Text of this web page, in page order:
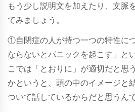
もう少し説明文を加えたり、文脈
てみましょう。
①自閉症の人が持つ一つの特性に
ならないとパニックを起こす」と
こでは 「とおりに」 が適切だと思
かというと、頭の中のイメージと
ついて話しているからだと思うんで